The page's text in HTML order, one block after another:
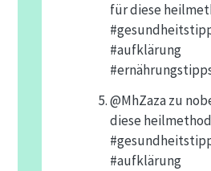
für diese
#aufklärung
@MhZazazu
diese
#aufklärung